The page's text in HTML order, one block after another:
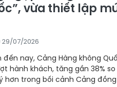
vừa thiết lập
29/07/2026
đến nay, Cảng Hàng không
hành khách, tăng gần 38%
trong bối cảnh Cảng